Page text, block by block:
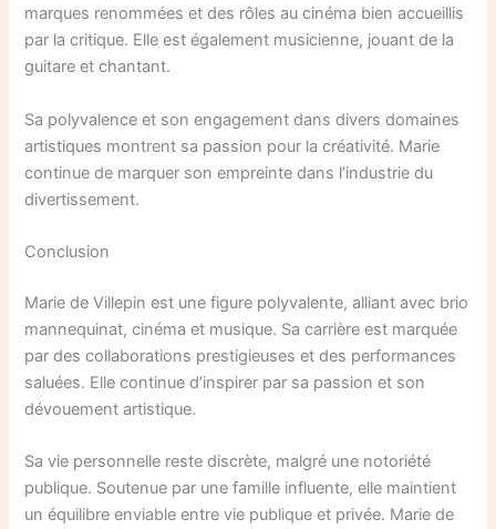
marques renommées et des rôles au cinéma bien accueillis
par la critique. Elle est également musicienne, jouant de la
guitare et chantant.
Sa polyvalence et son engagement dans divers domaines
artistiques montrent sa passion pour la créativité. Marie
continue de marquer son empreinte dans l’industrie du
divertissement.
Conclusion
Marie de Villepin est une figure polyvalente, alliant avec brio
mannequinat, cinéma et musique. Sa carrière est marquée
par des collaborations prestigieuses et des performances
saluées. Elle continue d’inspirer par sa passion et son
dévouement artistique.
Sa vie personnelle reste discrète, malgré une notoriété
publique. Soutenue par une famille influente, elle maintient
un équilibre enviable entre vie publique et privée. Marie de